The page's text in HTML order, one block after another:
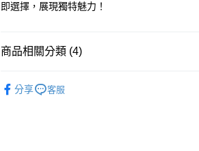
帳／街口支付／iPASS MONEY」等通路繳費。
1.本服務係由「台灣大哥大股份有限公司」（以下簡
用戶於交易時，得透過本服務購買商品或服務，並由
資料（包含姓名、電話或地址）提供予台灣大哥大進
２．訂單成立數日內，您將收到繳費通知簡訊。
※ 請注意：結帳手續完成當下不需立刻繳費，但若
絡購買商品的店家。未經商家同意取消之訂單仍視為
※ 交易是否成功請以「AFTEE先享後付 」之結帳頁
是否繳費成功／繳費後需取消欲退款等相關疑問，請
付款後全家取貨
萊爾富取貨付款
付款後萊爾富取貨
即選擇，展現獨特魅力！
商品相關分類 (4)
分享 客服